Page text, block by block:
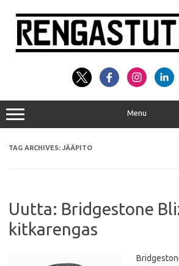
content
Menu
TAG ARCHIVES: JÄÄPITO
Uutta: Bridgestone
kitkarengas